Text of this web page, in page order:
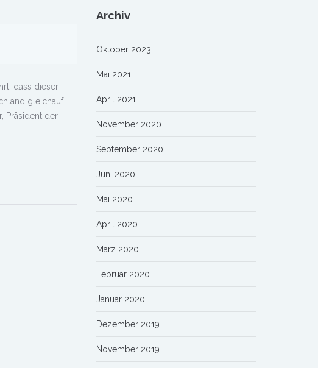
dass dieser
gleichauf
, Präsident der
Archiv
Oktober 2023
Mai 2021
April 2021
November 2020
September 2020
Juni 2020
Mai 2020
April 2020
März 2020
Februar 2020
Januar 2020
Dezember 2019
November 2019